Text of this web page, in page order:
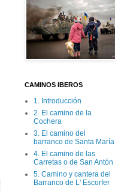
CAMINOS IBEROS
1. Introducción
2. El camino de la
Cochera
3. El camino del
barranco de Santa María
4. El camino de las
Carretas o de San Antón
5. Camino y cantera del
Barranco de L' Escorfer